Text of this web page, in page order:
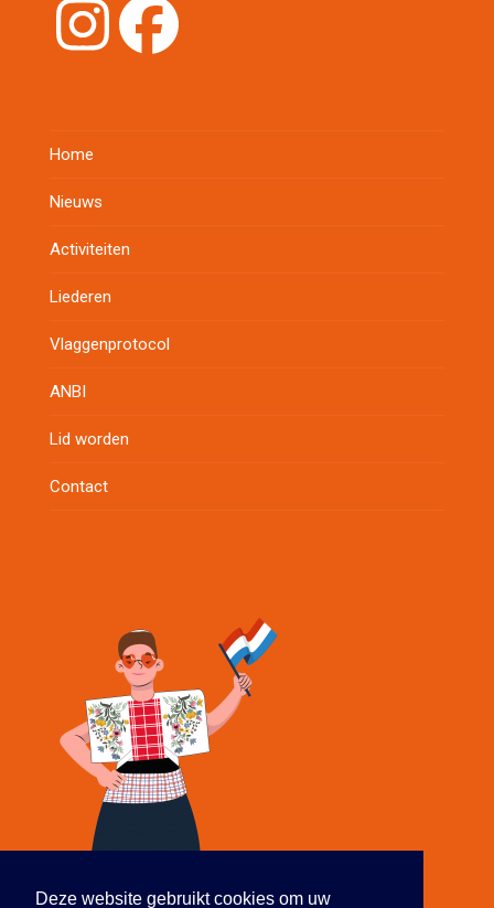
Instagram
Facebook
Home
Nieuws
Activiteiten
Liederen
Vlaggenprotocol
ANBI
Lid worden
Contact
Deze website gebruikt cookies om uw